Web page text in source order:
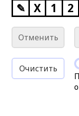
✎ X 1 2
Отменить
Очистить